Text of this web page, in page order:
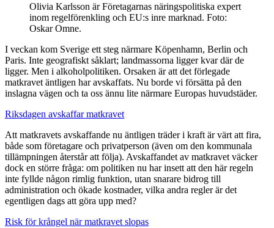
Olivia Karlsson är Företagarnas näringspolitiska expert
inom regelförenkling och EU:s inre marknad. Foto:
Oskar Omne.
I veckan kom Sverige ett steg närmare Köpenhamn, Berlin och
Paris. Inte geografiskt såklart; landmassorna ligger kvar där de
ligger. Men i alkoholpolitiken. Orsaken är att det förlegade
matkravet äntligen har avskaffats. Nu borde vi försätta på den
inslagna vägen och ta oss ännu lite närmare Europas huvudstäder.
Riksdagen avskaffar matkravet
Att matkravets avskaffande nu äntligen träder i kraft är värt att fira,
både som företagare och privatperson (även om den kommunala
tillämpningen återstår att följa). Avskaffandet av matkravet väcker
dock en större fråga: om politiken nu har insett att den här regeln
inte fyllde någon rimlig funktion, utan snarare bidrog till
administration och ökade kostnader, vilka andra regler är det
egentligen dags att göra upp med?
Risk för krångel när matkravet slopas